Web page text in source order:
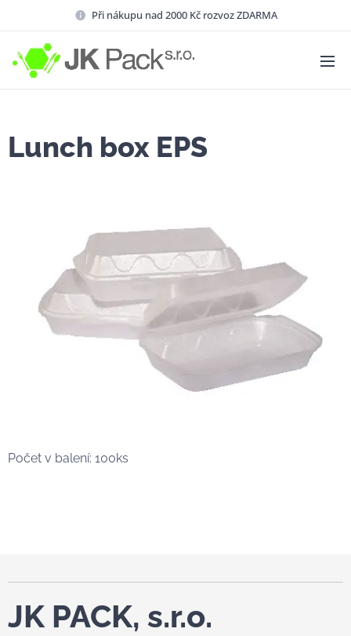
Při nákupu nad 2000 Kč rozvoz ZDARMA
Lunch box EPS
Počet v balení: 100ks
JK PACK, s.r.o.